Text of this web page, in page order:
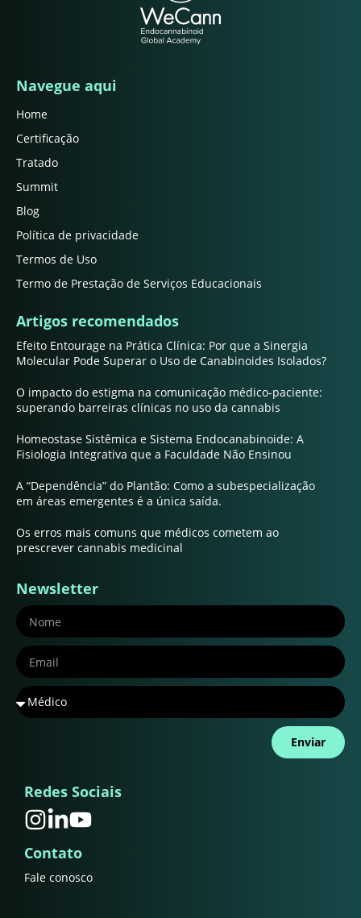
Navegue aqui
Home
Certificação
Tratado
Summit
Blog
Política de privacidade
Termos de Uso
Termo de Prestação de Serviços Educacionais
Artigos recomendados
Efeito Entourage na Prática Clínica: Por que a Sinergia
Molecular Pode Superar o Uso de Canabinoides Isolados?
O impacto do estigma na comunicação médico-paciente:
superando barreiras clínicas no uso da cannabis
Homeostase Sistêmica e Sistema Endocanabinoide: A
Fisiologia Integrativa que a Faculdade Não Ensinou
A “Dependência” do Plantão: Como a subespecialização
em áreas emergentes é a única saída.
Os erros mais comuns que médicos cometem ao
prescrever cannabis medicinal
Newsletter
Enviar
Redes Sociais
Contato
Fale conosco